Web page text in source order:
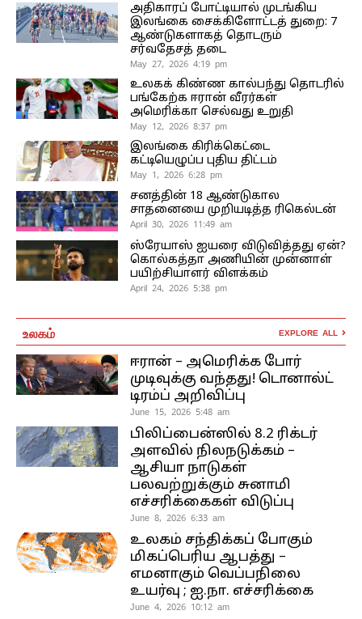
அதிகாரப் போட்டியால் முடங்கிய
இலங்கை சைக்கிளோட்டத் துறை: 7
ஆண்டுகளாகத் தொடரும்
சர்வதேசத் தடை
May 27, 2026 4:19 pm
உலகக் கிண்ண கால்பந்து தொடரில்
பங்கேற்க ஈரான் வீரர்கள்
அமெரிக்கா செல்வது உறுதி
May 12, 2026 8:37 pm
இலங்கை கிரிக்கெட்டை
கட்டியெழுப்ப புதிய திட்டம்
May 1, 2026 6:28 pm
சனத்தின் 18 ஆண்டுகால
சாதனையை முறியடித்த ரிகெல்டன்
April 30, 2026 11:49 am
ஸ்ரேயாஸ் ஐயரை விடுவித்தது ஏன்?
கொல்கத்தா அணியின் முன்னாள்
பயிற்சியாளர் விளக்கம்
April 24, 2026 5:38 pm
உலகம் EXPLORE ALL
ஈரான் – அமெரிக்க போர்
முடிவுக்கு வந்தது! டொனால்ட்
டிரம்ப் அறிவிப்பு
June 15, 2026 5:48 am
பிலிப்பைன்ஸில் 8.2 ரிக்டர்
அளவில் நிலநடுக்கம் –
ஆசியா நாடுகள்
பலவற்றுக்கும் சுனாமி
எச்சரிக்கைகள் விடுப்பு
June 8, 2026 6:33 am
உலகம் சந்திக்கப் போகும்
மிகப்பெரிய ஆபத்து –
எமனாகும் வெப்பநிலை
உயர்வு ; ஐ.நா. எச்சரிக்கை
June 4, 2026 10:12 am